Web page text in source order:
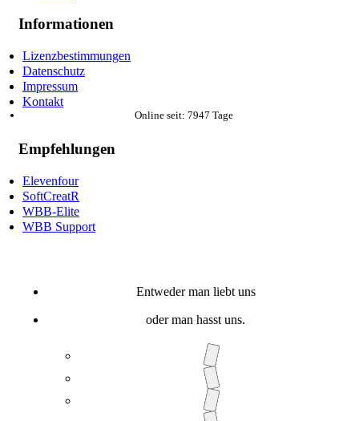
Informationen
Lizenzbestimmungen
Datenschutz
Impressum
Kontakt
Online seit: 7947 Tage
Empfehlungen
Elevenfour
SoftCreatR
WBB-Elite
WBB Support
Entweder man liebt uns
oder man hasst uns.